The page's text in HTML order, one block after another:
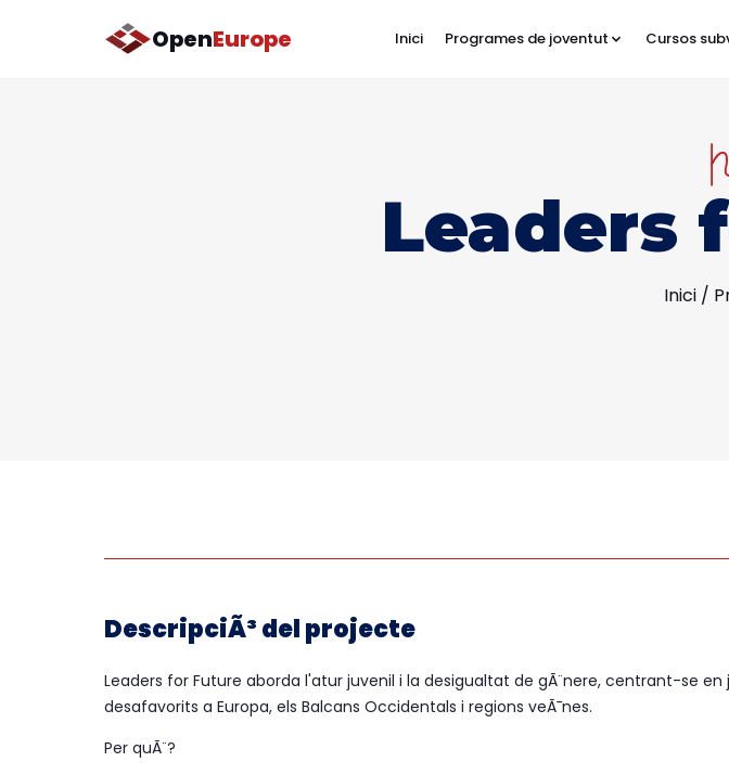
OpenEurope Inici Programes de joventut Cursos
Leaders
Inici /
DescripciÃ³ del projecte
Leaders for Future aborda l'atur juvenil i la desigualtat de gÃ¨nere, centrant-se
desafavorits a Europa, els Balcans Occidentals i regions veÃ¯nes.
Per quÃ¨?